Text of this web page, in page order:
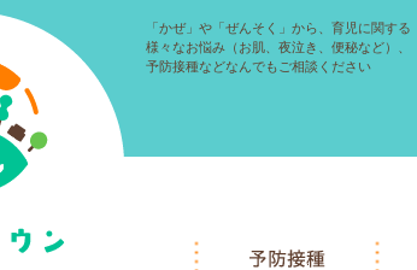
「かぜ」や「ぜんそく」から、育児に関する
様々なお悩み（お肌、夜泣き、便秘など）、
予防接種などなんでもご相談ください